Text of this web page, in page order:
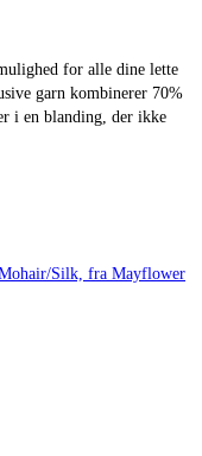
for alle dine lette
garn kombinerer 70%
i en blanding, der ikke